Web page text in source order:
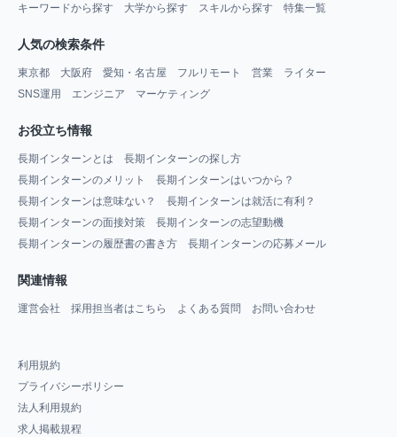
キーワードから探す
大学から探す スキルから探す 特集一覧
人気の検索条件
東京都 大阪府 愛知・名古屋 フルリモート 営業
ライター
SNS運用
エンジニア マーケティング
お役立ち情報
長期インターンとは
長期インターンの探し方
長期インターンのメリット
長期インターンはいつから？
長期インターンは意味ない？
長期インターンは就活に有利？
長期インターンの面接対策
長期インターンの志望動機
長期インターンの履歴書の書き方
長期インターンの応募メール
関連情報
運営会社 採用担当者はこちら よくある質問 お問い合わせ
利用規約
プライバシーポリシー
法人利用規約
求人掲載規程